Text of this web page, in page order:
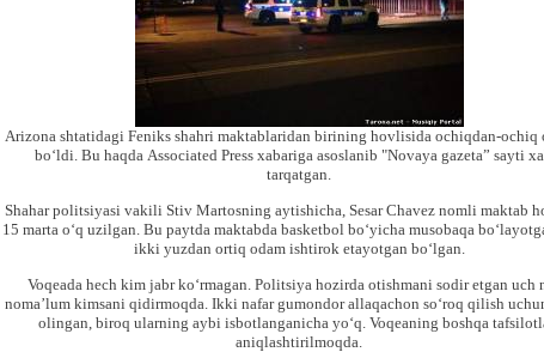
Arizona shtatidagi Feniks shahri maktablaridan birining hovlisida ochiqdan-ochiq
bo‘ldi. Bu haqda Associated Press xabariga asoslanib "Novaya gazeta” sayti
tarqatgan.
Shahar politsiyasi vakili Stiv Martosning aytishicha, Sesar Chavez nomli maktab
15 marta o‘q uzilgan. Bu paytda maktabda basketbol bo‘yicha musobaqa
ikki yuzdan ortiq odam ishtirok etayotgan bo‘lgan.
Voqeada hech kim jabr ko‘rmagan. Politsiya hozirda otishmani sodir etgan uch
noma’lum kimsani qidirmoqda. Ikki nafar gumondor allaqachon so‘roq qilish
olingan, biroq ularning aybi isbotlanganicha yo‘q. Voqeaning boshqa
aniqlashtirilmoqda.